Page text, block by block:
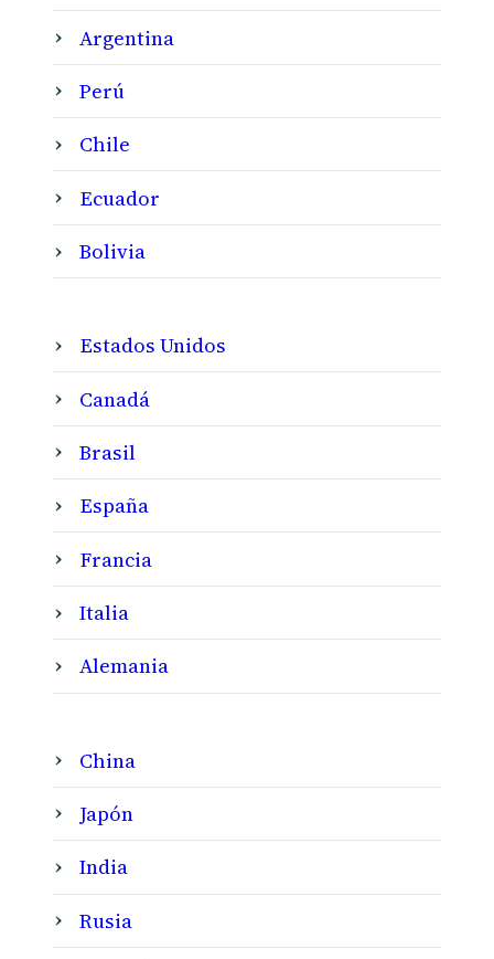
Argentina
Perú
Chile
Ecuador
Bolivia
Estados Unidos
Canadá
Brasil
España
Francia
Italia
Alemania
China
Japón
India
Rusia